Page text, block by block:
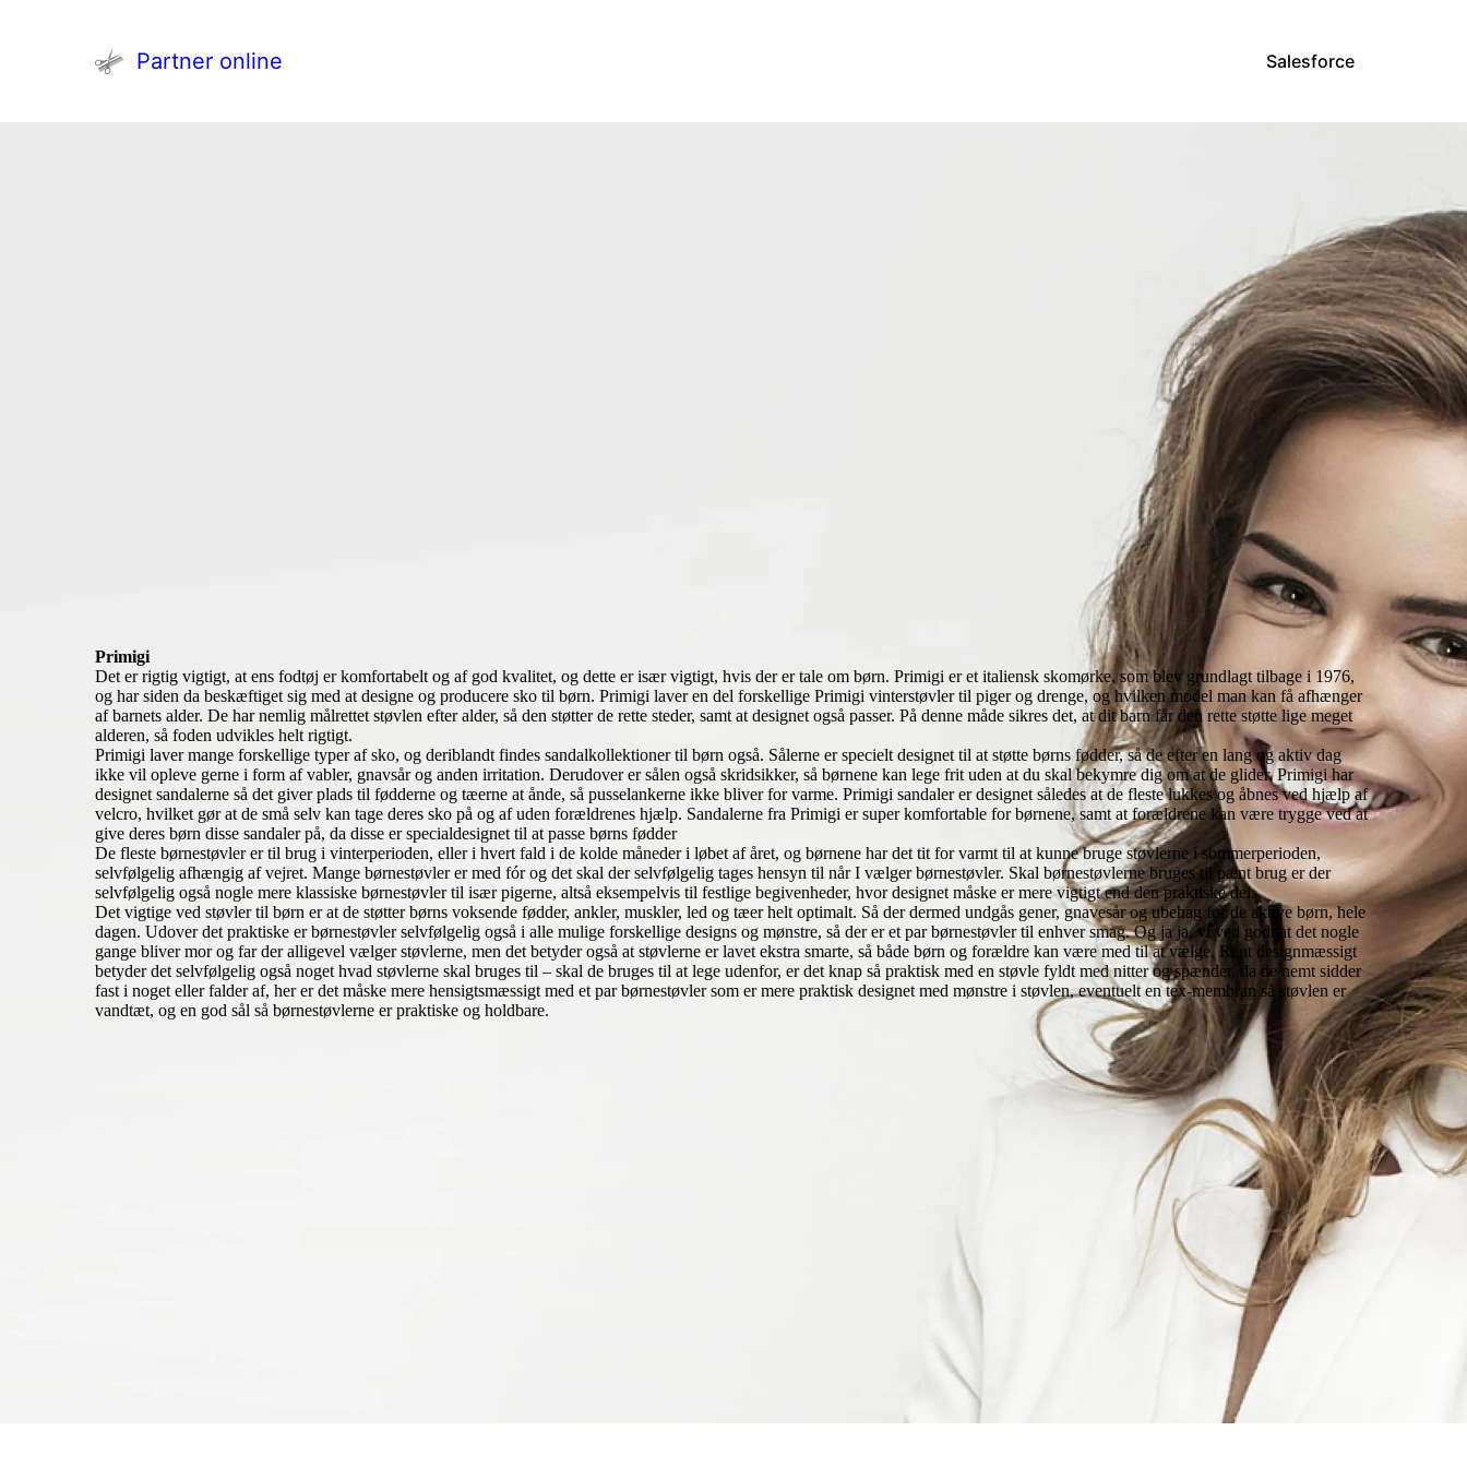
Partner online Salesforce
Primigi
Det er rigtig vigtigt, at ens fodtøj er komfortabelt og af god kvalitet, og dette er især vigtigt, hvis der er tale om børn. Primigi er et italiensk skomørke, som blev grundlagt tilbage i 1976,
og har siden da beskæftiget sig med at designe og producere sko til børn. Primigi laver en del forskellige Primigi vinterstøvler til piger og drenge, og hvilken model man kan få afhænger
af barnets alder. De har nemlig målrettet støvlen efter alder, så den støtter de rette steder, samt at designet også passer. På denne måde sikres det, at dit barn får den rette støtte lige meget
alderen, så foden udvikles helt rigtigt.
Primigi laver mange forskellige typer af sko, og deriblandt findes sandalkollektioner til børn også. Sålerne er specielt designet til at støtte børns fødder, så de efter en lang og aktiv dag
ikke vil opleve gerne i form af vabler, gnavsår og anden irritation. Derudover er sålen også skridsikker, så børnene kan lege frit uden at du skal bekymre dig om at de glider. Primigi har
designet sandalerne så det giver plads til fødderne og tæerne at ånde, så pusselankerne ikke bliver for varme. Primigi sandaler er designet således at de fleste lukkes og åbnes ved hjælp af
velcro, hvilket gør at de små selv kan tage deres sko på og af uden forældrenes hjælp. Sandalerne fra Primigi er super komfortable for børnene, samt at forældrene kan være trygge ved at
give deres børn disse sandaler på, da disse er specialdesignet til at passe børns fødder
De fleste børnestøvler er til brug i vinterperioden, eller i hvert fald i de kolde måneder i løbet af året, og børnene har det tit for varmt til at kunne bruge støvlerne i sommerperioden,
selvfølgelig afhængig af vejret. Mange børnestøvler er med fór og det skal der selvfølgelig tages hensyn til når I vælger børnestøvler. Skal børnestøvlerne bruges til pænt brug er der
selvfølgelig også nogle mere klassiske børnestøvler til især pigerne, altså eksempelvis til festlige begivenheder, hvor designet måske er mere vigtigt end den praktiske del.
Det vigtige ved støvler til børn er at de støtter børns voksende fødder, ankler, muskler, led og tæer helt optimalt. Så der dermed undgås gener, gnavesår og ubehag for de aktive børn, hele
dagen. Udover det praktiske er børnestøvler selvfølgelig også i alle mulige forskellige designs og mønstre, så der er et par børnestøvler til enhver smag. Og ja ja, vi ved godt at det nogle
gange bliver mor og far der alligevel vælger støvlerne, men det betyder også at støvlerne er lavet ekstra smarte, så både børn og forældre kan være med til at vælge. Rent designmæssigt
betyder det selvfølgelig også noget hvad støvlerne skal bruges til – skal de bruges til at lege udenfor, er det knap så praktisk med en støvle fyldt med nitter og spænder, da de nemt sidder
fast i noget eller falder af, her er det måske mere hensigtsmæssigt med et par børnestøvler som er mere praktisk designet med mønstre i støvlen, eventuelt en tex-membran så støvlen er
vandtæt, og en god sål så børnestøvlerne er praktiske og holdbare.